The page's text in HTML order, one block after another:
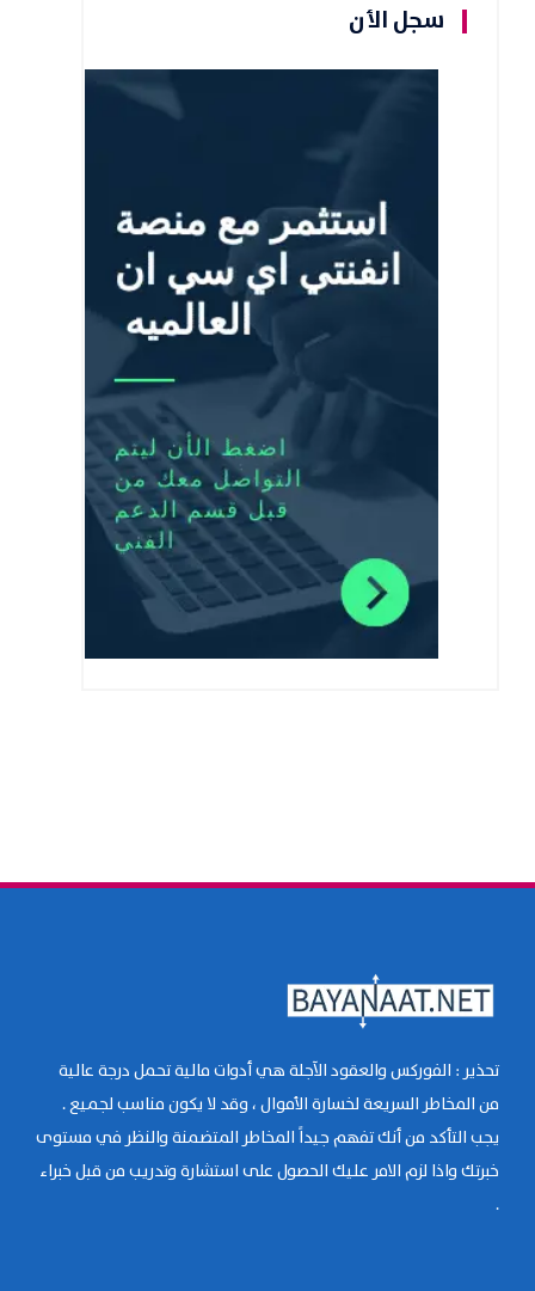
سجل الأن
تحذير : الفوركس والعقود الآجلة هي أدوات مالية تحمل درجة عالية
من المخاطر السريعة لخسارة الأموال ، وقد لا يكون مناسب لجميع .
يجب التأكد من أنك تفهم جيداً المخاطر المتضمنة والنظر في مستوى
خبرتك واذا لزم الامر عليك الحصول على استشارة وتدريب من قبل خبراء
.